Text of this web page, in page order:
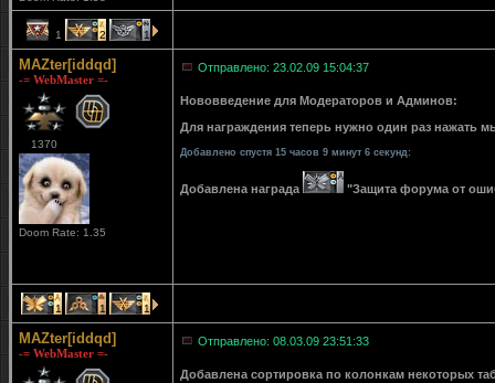
1 2 1
MAZter[iddqd]
-= WebMaster =-
1370
Doom Rate: 1.35
Отправлено: 23.02.09 15:04:37
Нововведение для Модераторов и Админов:
Для награждения теперь нужно один раз нажать
Добавлено спустя 15 часов 9 минут 6 секунд:
Добавлена награда "Защита форума от
1 1 1
MAZter[iddqd]
-= WebMaster =-
Отправлено: 08.03.09 23:51:33
Добавлена сортировка по колонкам некоторых